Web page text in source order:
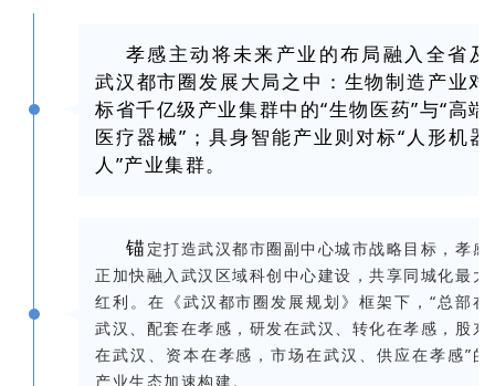
孝感主动将未来产业的布局融入全省及
武汉都市圈发展大局之中：生物制造产业对
标省千亿级产业集群中的“生物医药”与“高端
医疗器械”；具身智能产业则对标“人形机器
人”产业集群。
锚 定打造武汉都市圈副中心城市战略目标，孝感
正加快融入武汉区域科创中心建设，共享同城化最大
红利。在《武汉都市圈发展规划》框架下，“总部在
武汉、配套在孝感，研发在武汉、转化在孝感，股东
在武汉、资本在孝感，市场在武汉、供应在孝感”的
产业生态加速构建。